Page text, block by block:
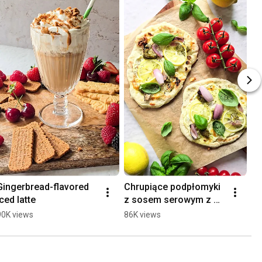
flavored
latte
views
Chrupiące podpłomyki
z sosem serowym z
pesto i plasterkami
86K views